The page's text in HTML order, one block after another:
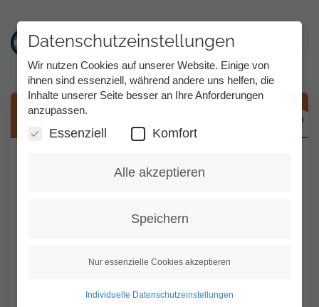
Direkt
Einzelverbindungsnachweis
Ihre Telefonate der letzten 80 Tage.
Hier können Sie sehen, wann Sie telefoniert
haben, wie lange das Telefonat dauerte und
in „Meine Daten“ nicht ausgeschaltet wurde.
Datenschutzeinstellungen
Wir nutzen Cookies auf unserer Website. Einige von
ihnen sind essenziell, während andere uns helfen, die
Inhalte unserer Seite besser an Ihre Anforderungen
anzupassen.
Essenziell Komfort
Alle akzeptieren
Speichern
Nur essenzielle Cookies akzeptieren
Individuelle Datenschutzeinstellungen